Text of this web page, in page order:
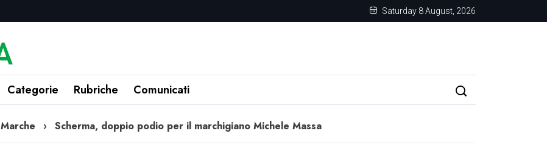
Saturday 8 August, 2026
Categorie Rubriche Comunicati
Marche › Scherma, doppio podio per il marchigiano Michele Massa